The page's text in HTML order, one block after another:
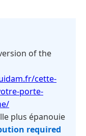
of the
cette-
porte-
plus épanouie
required